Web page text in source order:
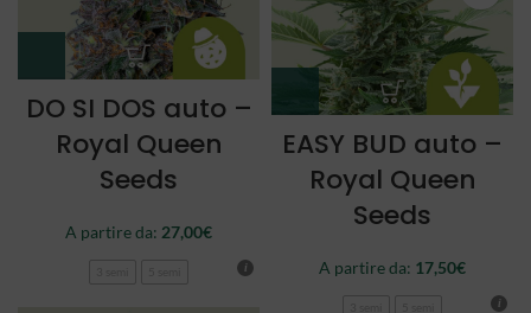
DO SI DOS auto –
Royal Queen
Seeds
A partire da: 27,00€
EASY BUD auto –
Royal Queen
Seeds
A partire da: 17,50€